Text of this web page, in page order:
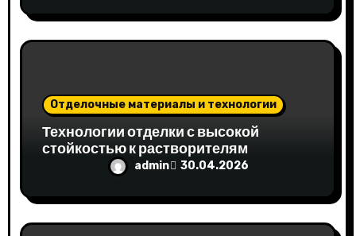
я
м
Отделочные материалы и технологии
Технологии отделки с высокой
стойкостью к растворителям
admin 30.04.2026